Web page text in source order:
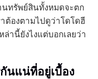
นทรัพย์สินทั้งหมดจะตก
ต้องตามไปดูว่าโดโดฮี
านี้ยังไงแต่บอกเลยว่า
นแน่ที่อยู่เบื้อง